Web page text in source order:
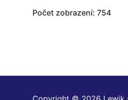
Počet zobrazení: 754